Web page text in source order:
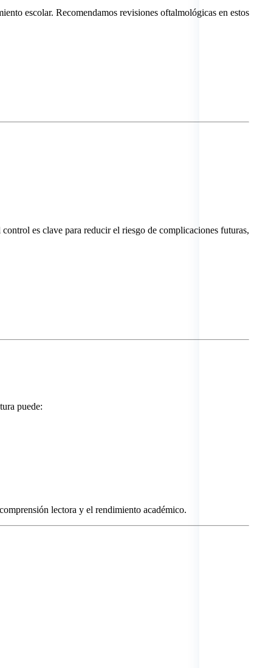
escolar. Recomendamos revisiones oftalmológicas en estos
es clave para reducir el riesgo de complicaciones futuras,
puede:
lectora y el rendimiento académico.